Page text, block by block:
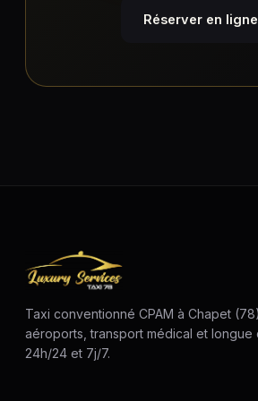
Réserver en ligne
Taxi conventionné CPAM à Chapet
aéroports, transport médical et longue
24h/24 et 7j/7.